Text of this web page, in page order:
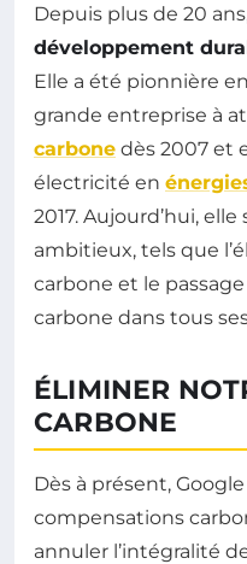
Depuis plus de 20
développement
Elle a été pionnière
grande entreprise à
carbone dès 2007 et
électricité en
2017. Aujourd’hui,
ambitieux, tels que
carbone et le
carbone dans tous
ÉLIMINER
CARBONE
Dès à présent,
compensations
annuler l’intégralité